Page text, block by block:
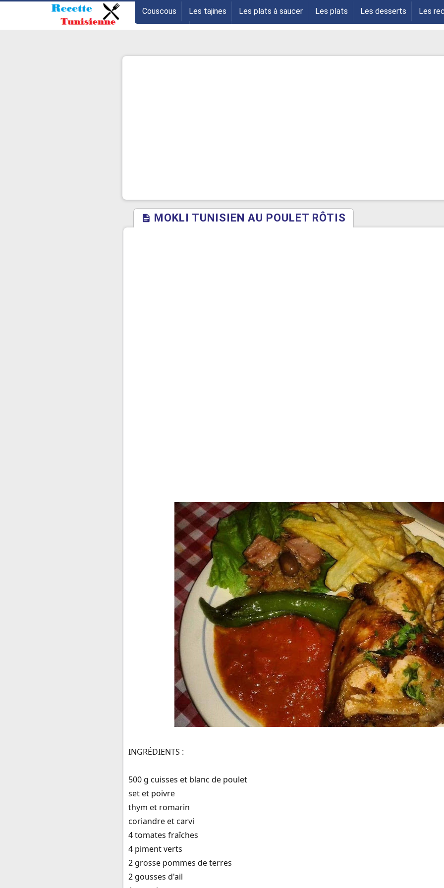
Couscous Les tajines Les plats à saucer Les plats Les desserts Les
Les entrées Astuces
MOKLI TUNISIEN AU POULET RÔTIS
INGRÉDIENTS :
500 g cuisses et blanc de poulet
set et poivre
thym et romarin
coriandre et carvi
4 tomates fraîches
4 piment verts
2 grosse pommes de terres
2 gousses d'ail